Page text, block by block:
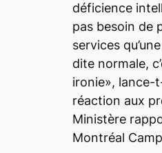
déficience
pas besoin de
services
dite normale,
ironie», lance-
réaction aux
Ministère
Montréal